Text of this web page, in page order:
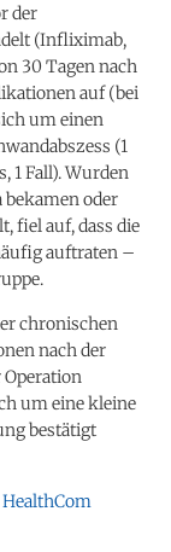
der
(Infliximab,
30 Tagen nach
auf (bei
um einen
(1
1 Fall). Wurden
bekamen oder
fiel auf, dass die
auftraten –
chronischen
nach der
um eine kleine
bestätigt